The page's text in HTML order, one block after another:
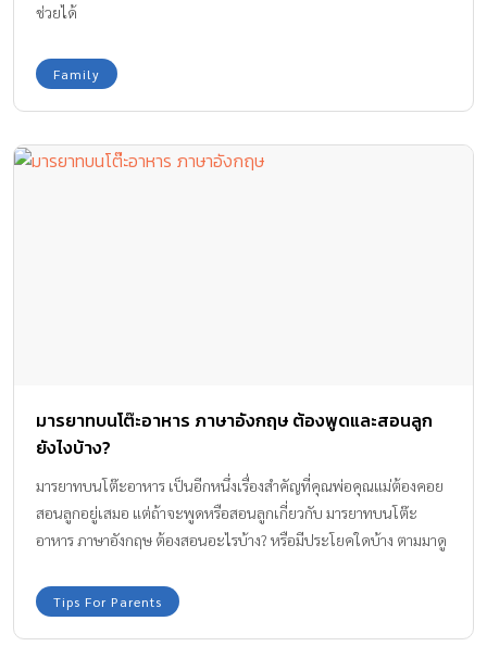
ช่วยได้
Family
มารยาทบนโต๊ะอาหาร ภาษาอังกฤษ ต้องพูดและสอนลูก
ยังไงบ้าง?
มารยาทบนโต๊ะอาหาร เป็นอีกหนึ่งเรื่องสำคัญที่คุณพ่อคุณแม่ต้องคอย
สอนลูกอยู่เสมอ แต่ถ้าจะพูดหรือสอนลูกเกี่ยวกับ มารยาทบนโต๊ะ
อาหาร ภาษาอังกฤษ ต้องสอนอะไรบ้าง? หรือมีประโยคใดบ้าง ตามมาดู
Tips For Parents